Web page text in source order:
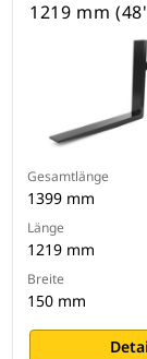
1219 mm
Gesamtlänge
1399 mm
Länge
1219 mm
Breite
150 mm